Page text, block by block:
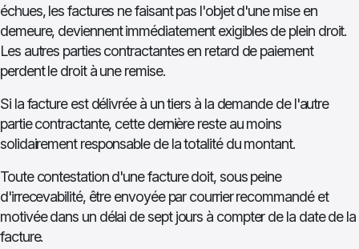
échues, les factures ne faisant pas l'objet d'une mise en
demeure, deviennent immédiatement exigibles de plein droit.
Les autres parties contractantes en retard de paiement
perdent le droit à une remise.
Si la facture est délivrée à un tiers à la demande de l'autre
partie contractante, cette dernière reste au moins
solidairement responsable de la totalité du montant.
Toute contestation d'une facture doit, sous peine
d'irrecevabilité, être envoyée par courrier recommandé et
motivée dans un délai de sept jours à compter de la date de la
facture.